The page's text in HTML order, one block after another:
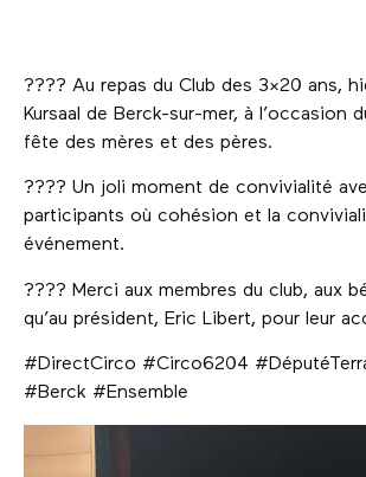
???? Au repas du Club des 3×20 ans,
Kursaal de Berck-sur-mer, à l’occasion
fête des mères et des pères.
???? Un joli moment de convivialité
participants où cohésion et la
événement.
???? Merci aux membres du club, aux
qu’au président, Eric Libert, pour leur
#DirectCirco #Circo6204
#Berck #Ensemble